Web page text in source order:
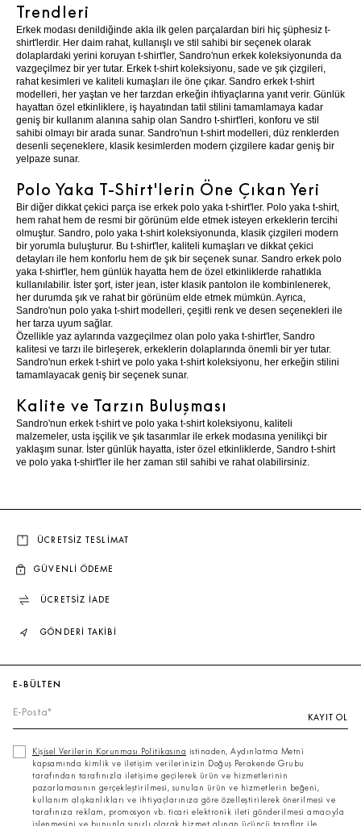
Trendleri
Erkek modası denildiğinde akla ilk gelen parçalardan biri hiç şüphesiz t-
shirt'lerdir. Her daim rahat, kullanışlı ve stil sahibi bir seçenek olarak
dolaplardaki yerini koruyan t-shirt'ler, Sandro'nun erkek koleksiyonunda da
vazgeçilmez bir yer tutar. Erkek t-shirt koleksiyonu, sade ve şık çizgileri,
rahat kesimleri ve kaliteli kumaşları ile öne çıkar. Sandro erkek t-shirt
modelleri, her yaştan ve her tarzdan erkeğin ihtiyaçlarına yanıt verir. Günlük
hayattan özel etkinliklere, iş hayatından tatil stilini tamamlamaya kadar
geniş bir kullanım alanına sahip olan Sandro t-shirt'leri, konforu ve stil
sahibi olmayı bir arada sunar. Sandro'nun t-shirt modelleri, düz renklerden
desenli seçeneklere, klasik kesimlerden modern çizgilere kadar geniş bir
yelpaze sunar.
Polo Yaka T-Shirt'lerin Öne Çıkan Yeri
Bir diğer dikkat çekici parça ise erkek polo yaka t-shirt'ler. Polo yaka t-shirt,
hem rahat hem de resmi bir görünüm elde etmek isteyen erkeklerin tercihi
olmuştur. Sandro, polo yaka t-shirt koleksiyonunda, klasik çizgileri modern
bir yorumla buluşturur. Bu t-shirt'ler, kaliteli kumaşları ve dikkat çekici
detayları ile hem konforlu hem de şık bir seçenek sunar. Sandro erkek polo
yaka t-shirt'ler, hem günlük hayatta hem de özel etkinliklerde rahatlıkla
kullanılabilir. İster şort, ister jean, ister klasik pantolon ile kombinlenerek,
her durumda şık ve rahat bir görünüm elde etmek mümkün. Ayrıca,
Sandro'nun polo yaka t-shirt modelleri, çeşitli renk ve desen seçenekleri ile
her tarza uyum sağlar.
Özellikle yaz aylarında vazgeçilmez olan polo yaka t-shirt'ler, Sandro
kalitesi ve tarzı ile birleşerek, erkeklerin dolaplarında önemli bir yer tutar.
Sandro'nun erkek t-shirt ve polo yaka t-shirt koleksiyonu, her erkeğin stilini
tamamlayacak geniş bir seçenek sunar.
Kalite ve Tarzın Buluşması
Sandro'nun erkek t-shirt ve polo yaka t-shirt koleksiyonu, kaliteli
malzemeler, usta işçilik ve şık tasarımlar ile erkek modasına yenilikçi bir
yaklaşım sunar. İster günlük hayatta, ister özel etkinliklerde, Sandro t-shirt
ve polo yaka t-shirt'ler ile her zaman stil sahibi ve rahat olabilirsiniz.
ÜCRETSİZ TESLİMAT
GÜVENLİ ÖDEME
ÜCRETSİZ İADE
GÖNDERİ TAKİBİ
E-BÜLTEN
KAYIT OL
Kişisel Verilerin Korunması Politikasına istinaden, Aydınlatma Metni
kapsamında kimlik ve iletişim verilerinizin Doğuş Perakende Grubu
tarafından tarafınızla iletişime geçilerek ürün ve hizmetlerinin
pazarlamasının gerçekleştirilmesi, sunulan ürün ve hizmetlerin beğeni,
kullanım alışkanlıkları ve ihtiyaçlarınıza göre özelleştirilerek önerilmesi ve
tarafınıza reklam, promosyon vb. ticari elektronik ileti gönderilmesi amacıyla